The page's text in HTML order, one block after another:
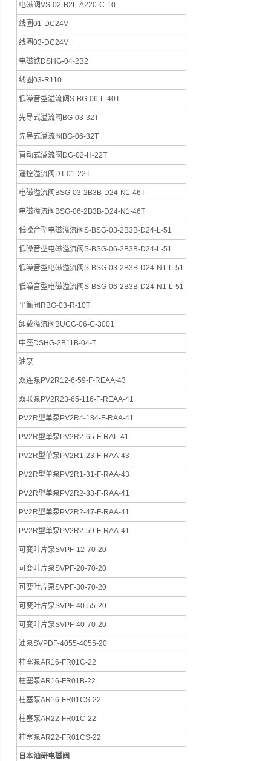
电磁阀VS-02-B2L-A220-C-10
线圈01-DC24V
线圈03-DC24V
电磁铁DSHG-04-2B2
线圈03-R110
低噪音型溢流阀S-BG-06-L-40T
先导式溢流阀BG-03-32T
先导式溢流阀BG-06-32T
直动式溢流阀DG-02-H-22T
遥控溢流阀DT-01-22T
电磁溢流阀BSG-03-2B3B-D24-N1-46T
电磁溢流阀BSG-06-2B3B-D24-N1-46T
低噪音型电磁溢流阀S-BSG-03-2B3B-D24-L-51
低噪音型电磁溢流阀S-BSG-06-2B3B-D24-L-51
低噪音型电磁溢流阀S-BSG-03-2B3B-D24-N1-L-51
低噪音型电磁溢流阀S-BSG-06-2B3B-D24-N1-L-51
平衡阀RBG-03-R-10T
卸载溢流阀BUCG-06-C-3001
中座DSHG-2B11B-04-T
油泵
双连泵PV2R12-6-59-F-REAA-43
双联泵PV2R23-65-116-F-REAA-41
PV2R型单泵PV2R4-184-F-RAA-41
PV2R型单泵PV2R2-65-F-RAL-41
PV2R型单泵PV2R1-23-F-RAA-43
PV2R型单泵PV2R1-31-F-RAA-43
PV2R型单泵PV2R2-33-F-RAA-41
PV2R型单泵PV2R2-47-F-RAA-41
PV2R型单泵PV2R2-59-F-RAA-41
可变叶片泵SVPF-12-70-20
可变叶片泵SVPF-20-70-20
可变叶片泵SVPF-30-70-20
可变叶片泵SVPF-40-55-20
可变叶片泵SVPF-40-70-20
油泵SVPDF-4055-4055-20
柱塞泵AR16-FR01C-22
柱塞泵AR16-FR01B-22
柱塞泵AR16-FR01CS-22
柱塞泵AR22-FR01C-22
柱塞泵AR22-FR01CS-22
日本油研电磁阀